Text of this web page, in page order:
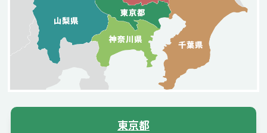
東京都